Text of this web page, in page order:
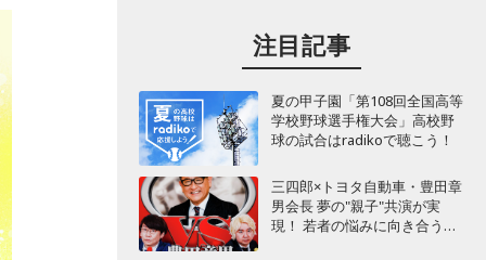
注目記事
夏の甲子園「第108回全国高等
学校野球選手権大会」高校野
球の試合はradikoで聴こう！
三四郎×トヨタ自動車・豊田章
男会長 夢の"親子"共演が実
現！ 若者の悩みに向き合うポ